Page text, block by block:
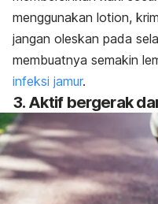
menggunakan lotion,
jangan oleskan pada
membuatnya semakin
infeksi jamur.
3. Aktif bergerak